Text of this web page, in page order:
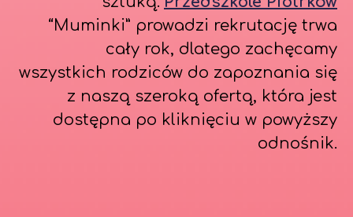
“Muminki” prowadzi rekrutację trwa
cały rok, dlatego zachęcamy
wszystkich rodziców do zapoznania się
z naszą szeroką ofertą, która jest
dostępna po kliknięciu w powyższy
odnośnik.